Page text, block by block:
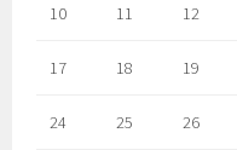
10 11 12
17 18 19
24 25 26